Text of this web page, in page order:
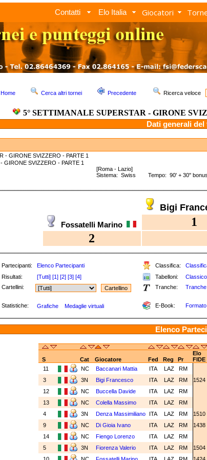
Contatti Elo Italia Giocatori
Home Cerca altri tornei Precedente Ricerca veloce
5° SETTIMANALE SUPERSTAR - GIRONE
Dati generali del
- GIRONE SVIZZERO - PARTE 1
- GIRONE SVIZZERO - PARTE 1
[Roma - Lazio]
Sistema: Swiss Tempo: 90' + 30'' bonus
Bigi
Fossatelli Marino 1
2
Partecipanti: Elenco Partecipanti Classifica:
Risultati:
[Tutti] [1] [2] [3] [4] Tabelloni: Classico
Cartellini:
Tranche:
Statistiche: Grafiche Medaglie virtuali E-Book:
Elenco
Elo
S
Cat Giocatore Fed Reg Pr FIDE
11
NC Baccanari Mattia ITA LAZ RM
3
3N Bigi Francesco ITA LAZ RM 1524
12
NC Buccella Davide ITA LAZ RM
13
NC Colella Massimo ITA LAZ RM
4
3N Denza Massimiliano ITA LAZ RM 1510
9
NC Di Gioia Ivano ITA LAZ RM 1438
14
NC Fiengo Lorenzo ITA LAZ RM
5
3N Fiorenza Valerio ITA LAZ RM 1504